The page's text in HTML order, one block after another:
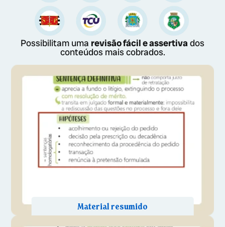
Possibilitam uma revisão fácil e assertivados
conteúdos mais cobrados.